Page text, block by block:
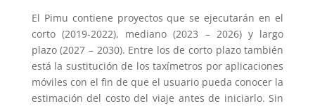
El Pimu contiene proyectos que se ejecutarán en el
corto (2019-2022), mediano (2023 – 2026) y largo
plazo (2027 – 2030). Entre los de corto plazo también
está la sustitución de los taxímetros por aplicaciones
móviles con el fin de que el usuario pueda conocer la
estimación del costo del viaje antes de iniciarlo. Sin